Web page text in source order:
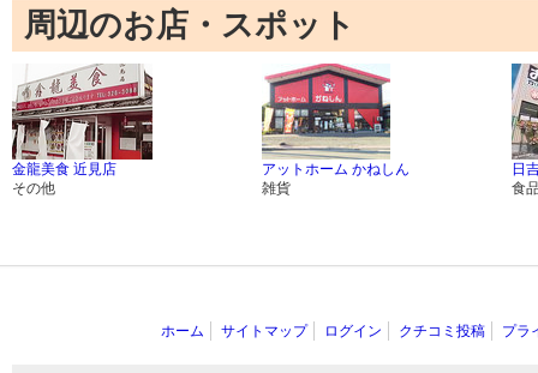
周辺のお店・スポット
金龍美食 近見店
その他
アットホーム かねしん
雑貨
日
食
ホーム サイトマップ ログイン クチコミ投稿 プラ